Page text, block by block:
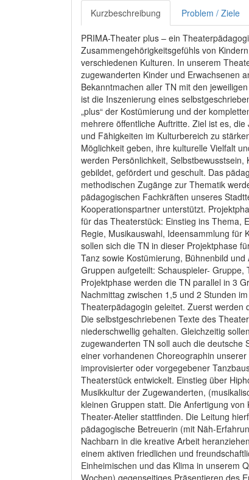
Kurzbeschreibung Problem / Ziele
PRIMA-Theater plus – ein
Zusammengehörigkeitsgefühls von
verschiedenen Kulturen. In unserem
zugewanderten Kinder und Erwachsenen
Bekanntmachen aller TN mit den
ist die Inszenierung eines
„plus“ der Kostümierung und der
mehrere öffentliche Auftritte. Ziel ist es,
und Fähigkeiten im Kulturbereich zu
Möglichkeit geben, ihre kulturelle Vielfalt
werden Persönlichkeit,
gebildet, gefördert und geschult. Das
methodischen Zugänge zur Thematik
pädagogischen Fachkräften unseres
Kooperationspartner unterstützt.
für das Theaterstück: Einstieg ins Thema,
Regie, Musikauswahl, Ideensammlung für
sollen sich die TN in dieser Projektphase
Tanz sowie Kostümierung, Bühnenbild
Gruppen aufgeteilt: Schauspieler-
Projektphase werden die TN parallel in 3
Nachmittag zwischen 1,5 und 2 Stunden
Theaterpädagogin geleitet. Zuerst werden
Die selbstgeschriebenen Texte des
niederschwellig gehalten. Gleichzeitig
zugewanderten TN soll auch die deutsche
einer vorhandenen Choreographin
improvisierter oder vorgegebener
Theaterstück entwickelt. Einstieg über
Musikkultur der Zugewanderten,
kleinen Gruppen statt. Die Anfertigung
Theater-Atelier stattfinden. Die Leitung
pädagogische Betreuerin (mit Näh-
Nachbarn in die kreative Arbeit
einem aktiven friedlichen und
Einheimischen und das Klima in unserem
Wochen) gegenseitiges Präsentieren des